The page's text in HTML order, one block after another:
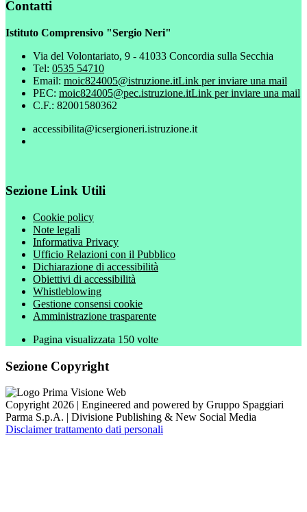
Contatti
Istituto Comprensivo "Sergio Neri"
Via del Volontariato, 9 - 41033 Concordia sulla Secchia
Tel: 0535 54710
Email: moic824005@istruzione.itLink per inviare una mail
PEC: moic824005@pec.istruzione.itLink per inviare una mail
C.F.: 82001580362
accessibilita@icsergioneri.istruzione.it
Sezione Link Utili
Cookie policy
Note legali
Informativa Privacy
Ufficio Relazioni con il Pubblico
Dichiarazione di accessibilità
Obiettivi di accessibilità
Whistleblowing
Gestione consensi cookie
Amministrazione trasparente
Pagina visualizzata 150 volte
Sezione Copyright
Copyright 2026 | Engineered and powered by Gruppo Spaggiari
Parma S.p.A. | Divisione Publishing & New Social Media
Disclaimer trattamento dati personali